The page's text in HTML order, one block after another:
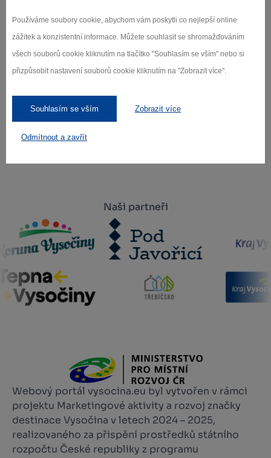
Používáme soubory cookie, abychom vám poskytli co nejlepší online
zážitek a konzistentní informace. Můžete souhlasit se shromažďováním
všech souborů cookie kliknutím na tlačítko "Souhlasím se vším" nebo si
přizpůsobit nastavení souborů cookie kliknutím na "Zobrazit více".
Souhlasím se vším Zobrazit více
Odmítnout a zavřít
Přihlaste se k odběru našeho newsletteru
o novinkách.
Záleží nám na ochraně osobních údajů.
Odebírat
Naši partneři
Webový portál vysocina.eu byl vytvořen v rámci
projektu Marketingové aktivity a rozvoj značky
destinace Vysočina v letech 2024 – 2025,
realizovaného za přispění prostředků státního
rozpočtu České republiky z programu